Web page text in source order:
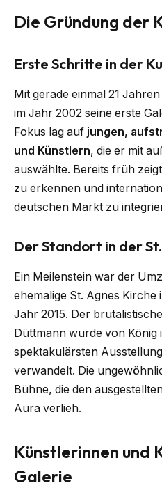
Die Gründung der
Erste Schritte in der
Mit gerade einmal 21
im Jahr 2002 seine erste
Fokus lag auf jungen,
und Künstlern, die er mit
auswählte. Bereits früh
zu erkennen und
deutschen Markt zu
Der Standort in der
Ein Meilenstein war der
ehemalige St. Agnes
Jahr 2015. Der
Düttmann wurde von König
spektakulärsten
verwandelt. Die
Bühne, die den
Aura verlieh.
Künstlerinnen und
Galerie